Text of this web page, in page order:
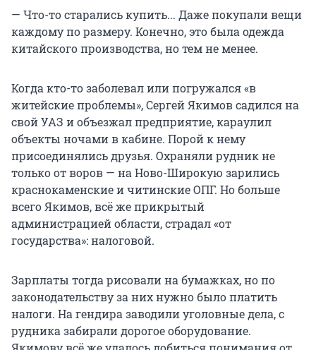
— Что-то старались купить... Даже покупали вещи
каждому по размеру. Конечно, это была одежда
китайского производства, но тем не менее.
Когда кто-то заболевал или погружался «в
житейские проблемы», Сергей Якимов садился на
свой УАЗ и объезжал предприятие, караулил
объекты ночами в кабине. Порой к нему
присоединялись друзья. Охраняли рудник не
только от воров — на Ново-Широкую зарились
краснокаменские и читинские ОПГ. Но больше
всего Якимов, всё же прикрытый
администрацией области, страдал «от
государства»: налоговой.
Зарплаты тогда рисовали на бумажках, но по
законодательству за них нужно было платить
налоги. На гендира заводили уголовные дела, с
рудника забирали дорогое оборудование.